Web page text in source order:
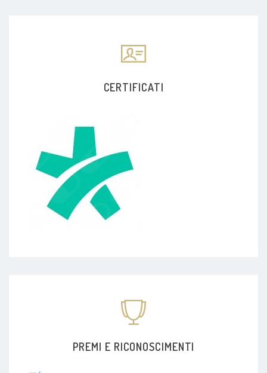
CERTIFICATI
PREMI E RICONOSCIMENTI